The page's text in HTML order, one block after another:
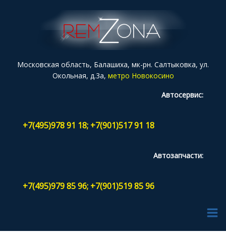
Московская область, Балашиха, мк-рн. Салтыковка, ул.
Окольная, д.3а, метро Новокосино
Автосервис:
+7(495)978 91 18; +7(901)517 91 18
Автозапчасти:
+7(495)979 85 96; +7(901)519 85 96